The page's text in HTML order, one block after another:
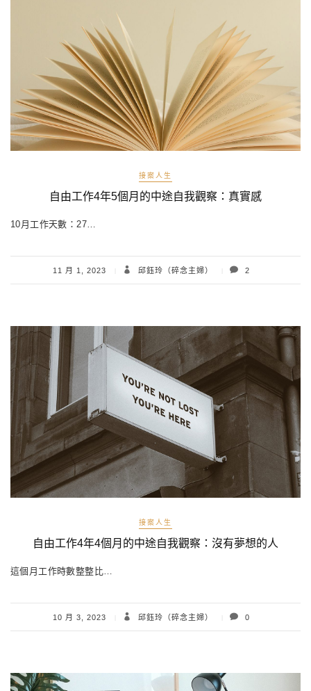
接案人生
自由工作4年5個月的中途自我觀察：真實感
10月工作天數：27…
11 月 1, 2023 邱鈺玲（碎念主婦） 2
接案人生
自由工作4年4個月的中途自我觀察：沒有夢想的人
這個月工作時數整整比…
10 月 3, 2023 邱鈺玲（碎念主婦） 0